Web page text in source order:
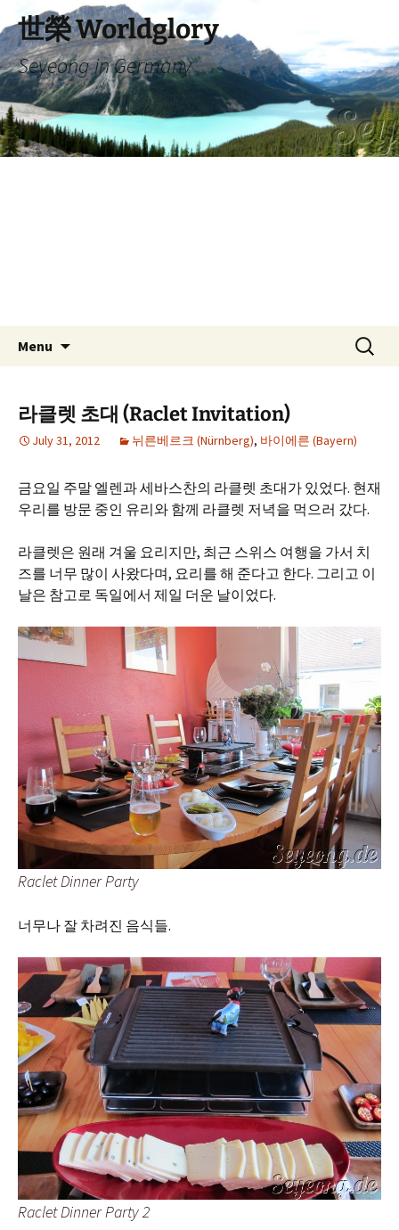
to
content
世榮 Worldglory
Seyeong in Germany
Menu
Search
for:
라클렛 초대 (Raclet Invitation)
July 31, 2012 뉘른베르크 (Nürnberg), 바이에른 (Bayern)
금요일 주말 엘렌과 세바스찬의 라클렛 초대가 있었다. 현재
우리를 방문 중인 유리와 함께 라클렛 저녁을 먹으러 갔다.
라클렛은 원래 겨울 요리지만, 최근 스위스 여행을 가서 치
즈를 너무 많이 사왔다며, 요리를 해 준다고 한다. 그리고 이
날은 참고로 독일에서 제일 더운 날이었다.
Raclet Dinner Party
너무나 잘 차려진 음식들.
Raclet Dinner Party 2